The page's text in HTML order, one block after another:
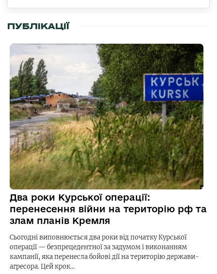
ПУБЛІКАЦІЇ
Два роки Курської операції:
перенесення війни на територію рф та
злам планів Кремля
Сьогодні виповнюється два роки від початку Курської
операції — безпрецедентної за задумом і виконанням
кампанії, яка перенесла бойові дії на територію держави-
агресора. Цей крок…